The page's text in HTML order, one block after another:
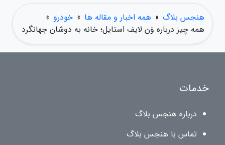
هنجس بلاگ » همه اخبار و مقاله ها » خودرو »
همه چیز درباره وَن لایف استایل؛ خانه به دوشان جهانگرد
خدمات
درباره هنجس بلاگ
تماس با هنجس بلاگ